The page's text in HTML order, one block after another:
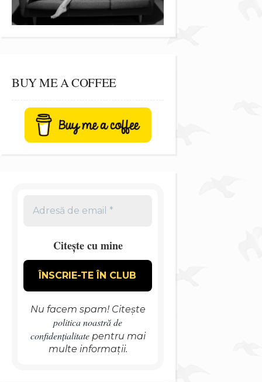
BUY ME A COFFEE
Citește cu mine
Nu facem spam! Citește
politica noastră de
confidențialitatepentru mai
multe informații.